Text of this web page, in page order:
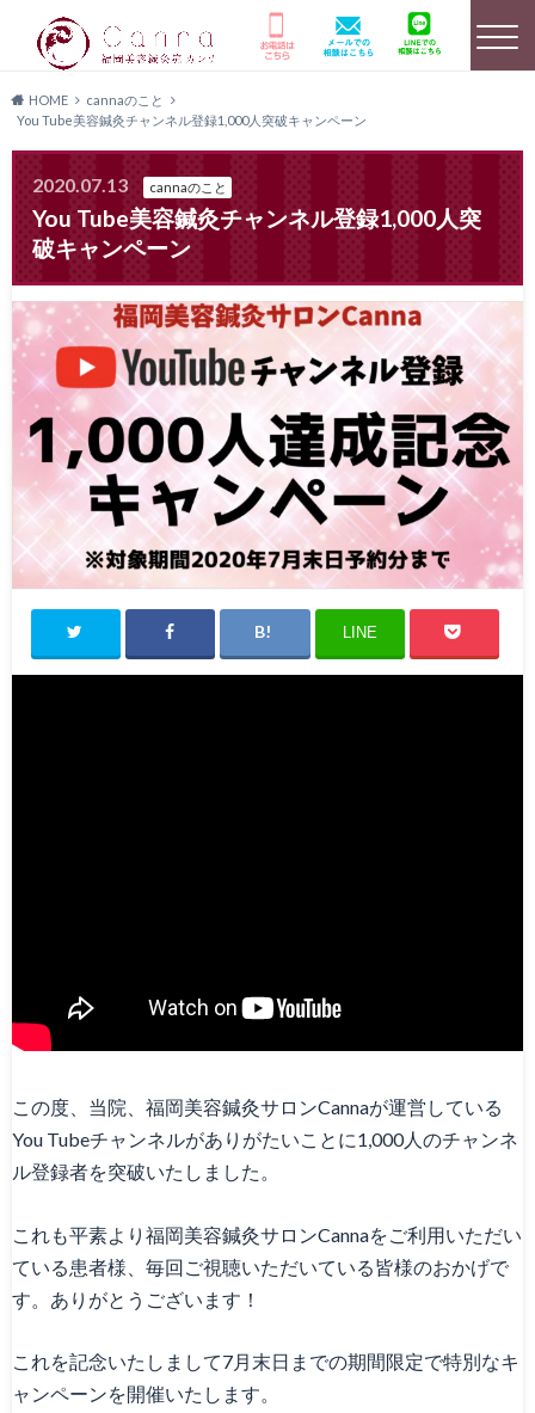
HOME 美容鍼灸詳細
患者様の声 メディア実績 料金プラン
Canna1番人気メニュー
スタッフ募集
Facebook
HOME
cannaのこと
You Tube美容鍼灸チャンネル登録1,000人突破キャンペーン
2020.07.13 cannaのこと
You Tube美容鍼灸チャンネル登録1,000人突
破キャンペーン
LINE
この度、当院、福岡美容鍼灸サロンCannaが運営している
You Tubeチャンネルがありがたいことに1,000人のチャンネ
ル登録者を突破いたしました。
これも平素より福岡美容鍼灸サロンCannaをご利用いただい
ている患者様、毎回ご視聴いただいている皆様のおかげで
す。ありがとうございます！
これを記念いたしまして7月末日までの期間限定で特別なキ
ャンペーンを開催いたします。